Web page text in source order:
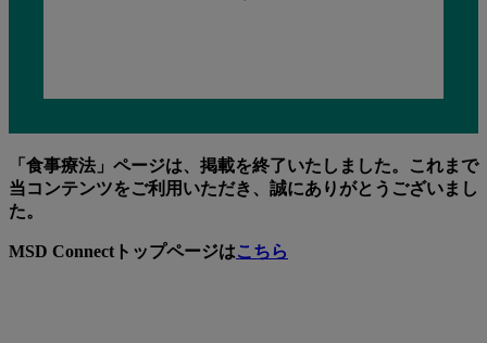
「食事療法」ページは、掲載を終了いたしました。これまで
当コンテンツをご利用いただき、誠にありがとうございまし
た。
MSD Connectトップページはこちら